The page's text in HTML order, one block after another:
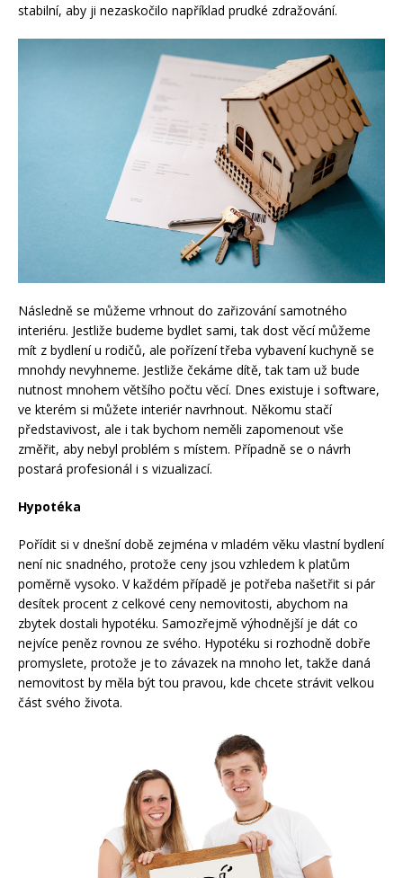
stabilní, aby ji nezaskočilo například prudké zdražování.
Následně se můžeme vrhnout do zařizování samotného
interiéru. Jestliže budeme bydlet sami, tak dost věcí můžeme
mít z bydlení u rodičů, ale pořízení třeba vybavení kuchyně se
mnohdy nevyhneme. Jestliže čekáme dítě, tak tam už bude
nutnost mnohem většího počtu věcí. Dnes existuje i software,
ve kterém si můžete interiér navrhnout. Někomu stačí
představivost, ale i tak bychom neměli zapomenout vše
změřit, aby nebyl problém s místem. Případně se o návrh
postará profesionál i s vizualizací.
Hypotéka
Pořídit si v dnešní době zejména v mladém věku vlastní bydlení
není nic snadného, protože ceny jsou vzhledem k platům
poměrně vysoko. V každém případě je potřeba našetřit si pár
desítek procent z celkové ceny nemovitosti, abychom na
zbytek dostali hypotéku. Samozřejmě výhodnější je dát co
nejvíce peněz rovnou ze svého. Hypotéku si rozhodně dobře
promyslete, protože je to závazek na mnoho let, takže daná
nemovitost by měla být tou pravou, kde chcete strávit velkou
část svého života.